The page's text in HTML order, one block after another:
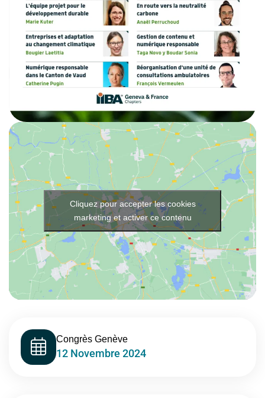
Cliquez pour accepter les cookies
marketing et activer ce contenu
Congrès Genève
12 Novembre 2024